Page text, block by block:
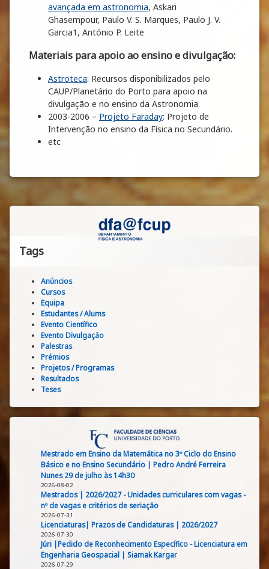
avançada em astronomia, Askari
Ghasempour, Paulo V. S. Marques, Paulo J. V.
Garcia1, António P. Leite
Materiais para apoio ao ensino e divulgação:
Astroteca: Recursos disponibilizados pelo
CAUP/Planetário do Porto para apoio na
divulgação e no ensino da Astronomia.
2003-2006 – Projeto Faraday: Projeto de
Intervenção no ensino da Física no Secundário.
etc
Tags
Anúncios
Cursos
Equipa
Estudantes / Alums
Evento Científico
Evento Divulgação
Palestras
Prémios
Projetos / Programas
Resultados
Teses
Mestrado em Ensino da Matemática no 3º Ciclo do Ensino
Básico e no Ensino Secundário | Pedro André Ferreira
Nunes 29 de julho às 14h30
2026-08-02
Mestrados | 2026/2027 - Unidades curriculares com vagas -
nº de vagas e critérios de seriação
2026-07-31
Licenciaturas| Prazos de Candidaturas | 2026/2027
2026-07-30
Júri |Pedido de Reconhecimento Específico - Licenciatura em
Engenharia Geospacial | Siamak Kargar
2026-07-29